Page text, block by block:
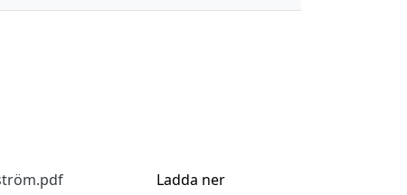
Ladda ner